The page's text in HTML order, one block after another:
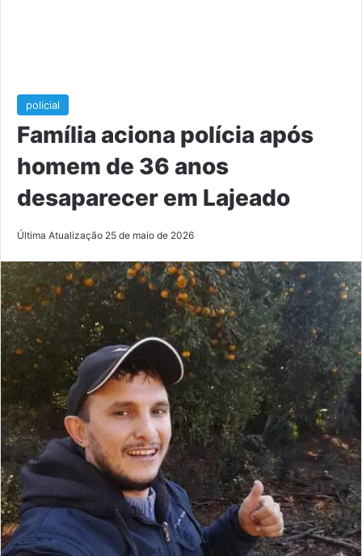
policial
Família aciona polícia após
homem de 36 anos
desaparecer em Lajeado
Última Atualização 25 de maio de 2026